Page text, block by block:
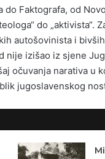
Faktografa, od
do „aktivista“.
autošovinista i
nije izišao iz sjene
očuvanja narativa u
jugoslavenskog